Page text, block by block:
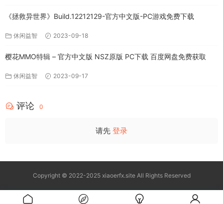
《拯救异世界》Build.12212129-官方中文版-PC游戏免费下载
休闲益智 2023-09-18
樱花MMO特辑 – 官方中文版 NSZ原版 PC下载 百度网盘免费获取
休闲益智 2023-09-17
评论 0
请先 登录
Copyright © 2022-2025 xiaoerfx.site All Rights Reserved